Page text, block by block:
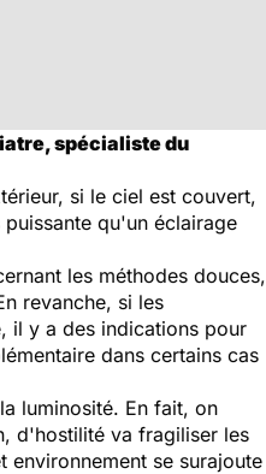
spécialiste du
si le ciel est couvert,
qu'un éclairage
les méthodes douces,
revanche, si les
il y a des indications pour
dans certains cas
luminosité. En fait, on
d'hostilité va fragiliser les
environnement se surajoute